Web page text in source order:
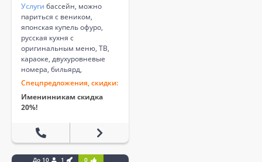
Услуги бассейн, можно
париться с веником,
японская купель офуро,
русская кухня с
оригинальным меню, ТВ,
караоке, двухуровневые
номера, бильярд,
Спецпредложения, скидки:
Именинникам скидка
20%!
До 10 1 0